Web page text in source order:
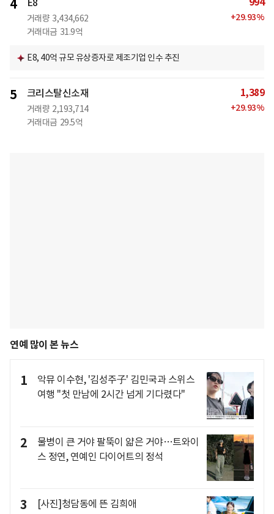
4 E8
거래량 3,434,662
거래대금 31.9억
+29.93%
E8, 40억 규모 유상증자로 제조기업 인수 추진
5 크리스탈신소재
거래량 2,193,714
거래대금 29.5억
1,389
+29.93%
연예 많이 본 뉴스
1
악뮤 이수현, '김성주子' 김민국과 스위스
여행 "첫 만남에 2시간 넘게 기다렸다"
2
물병이 큰 거야 팔뚝이 얇은 거야…트와이
스 정연, 연예인 다이어트의 정석
3 [사진]청담동에 뜬 김희애